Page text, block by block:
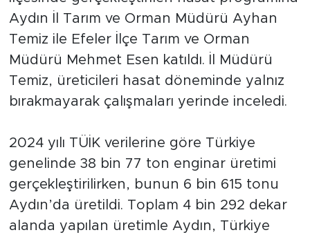
Aydın İl Tarım ve Orman Müdürü Ayhan
Temiz ile Efeler İlçe Tarım ve Orman
Müdürü Mehmet Esen katıldı. İl Müdürü
Temiz, üreticileri hasat döneminde yalnız
bırakmayarak çalışmaları yerinde inceledi.
2024 yılı TÜİK verilerine göre Türkiye
genelinde 38 bin 77 ton enginar üretimi
gerçekleştirilirken, bunun 6 bin 615 tonu
Aydın’da üretildi. Toplam 4 bin 292 dekar
alanda yapılan üretimle Aydın, Türkiye